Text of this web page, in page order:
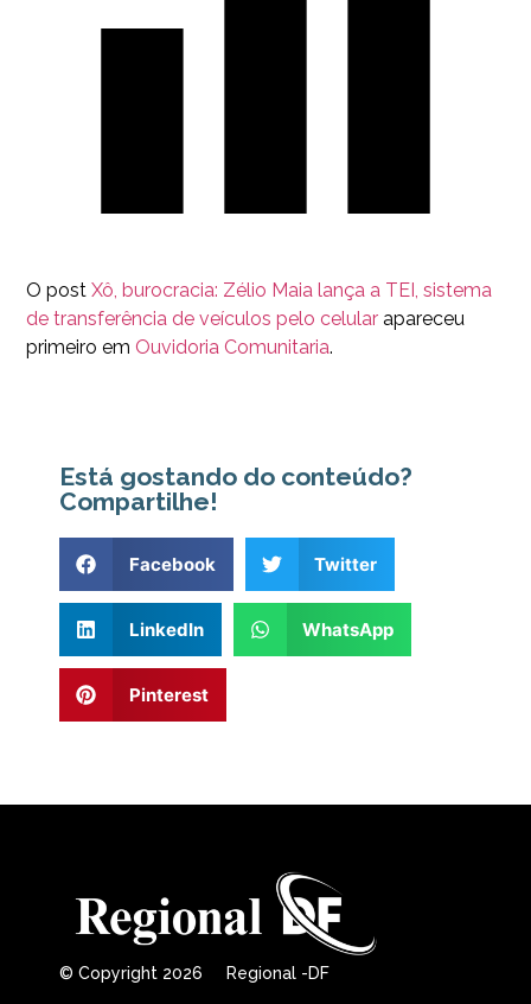
O post Xô, burocracia: Zélio Maia lança a TEI, sistema
de transferência de veículos pelo celular apareceu
primeiro em Ouvidoria Comunitaria.
Está gostando do conteúdo?
Compartilhe!
Facebook Twitter
LinkedIn WhatsApp
Pinterest
© Copyright 2026 Regional -DF